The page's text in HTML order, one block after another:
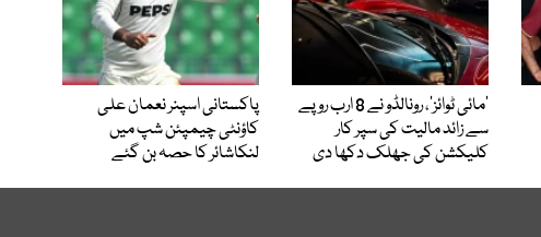
’مائی ٹوائز‘، رونالڈو نے 8 ارب روپے
سے زائد مالیت کی سپر کار
کلیکشن کی جھلک دکھا دی
پاکستانی اسپنر نعمان علی
کاؤنٹی چیمپئن شپ میں
لنکاشائر کا حصہ بن گئے